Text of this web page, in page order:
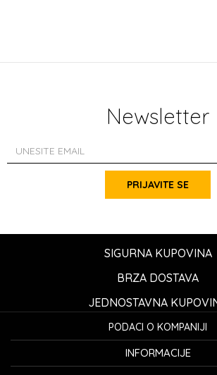
Newsletter
PRIJAVITE SE
SIGURNA KUPOVINA
BRZA DOSTAVA
JEDNOSTAVNA
PODACI O KOMPANIJI
K...G... Fashion d.o.o.
INFORMACIJE